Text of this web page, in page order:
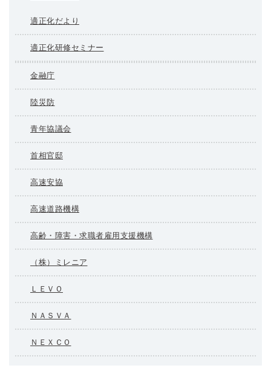
適正化だより
適正化研修セミナー
金融庁
陸災防
青年協議会
首相官邸
高速安協
高速道路機構
高齢・障害・求職者雇用支援機構
（株）ミレニア
ＬＥＶＯ
ＮＡＳＶＡ
ＮＥＸＣＯ